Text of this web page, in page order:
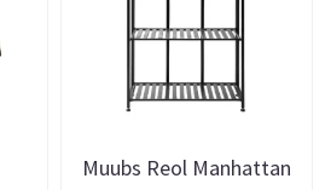
Muubs Reol Manhattan